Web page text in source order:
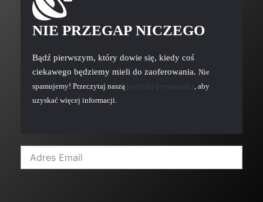
NIE PRZEGAP NICZEGO
Bądź pierwszym, który dowie się, kiedy coś
ciekawego będziemy mieli do zaoferowania. Nie
spamujemy! Przeczytaj naszą politykę prywatności , aby
uzyskać więcej informacji.